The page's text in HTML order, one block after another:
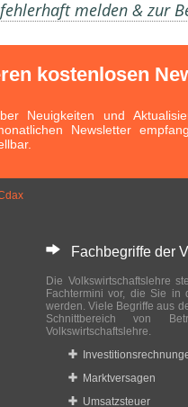
melden & zur
kostenlosen
Neuigkeiten und
Newsletter
Fachbegriffe der
Die Volkswirtschaftslehre
Fachtermini vor, die Sie in
werden. Viele Begriffe aus
Schnittbereich von
Volkswirtschaftslehre.
Marktversagen
Umsatzsteuer